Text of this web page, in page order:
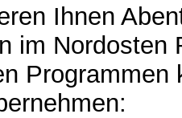
Ihnen
im Nordosten
Programmen